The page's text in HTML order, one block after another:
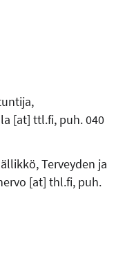
[at]ttl.fi, puh. 040
Terveyden ja
[at]thl.fi, puh.